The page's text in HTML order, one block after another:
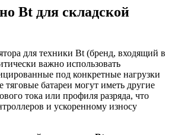
Bt для складской
для техники Bt (бренд, входящий в
важно использовать
под конкретные нагрузки
батареи могут иметь другие
тока или профиля разряда, что
и ускоренному износу